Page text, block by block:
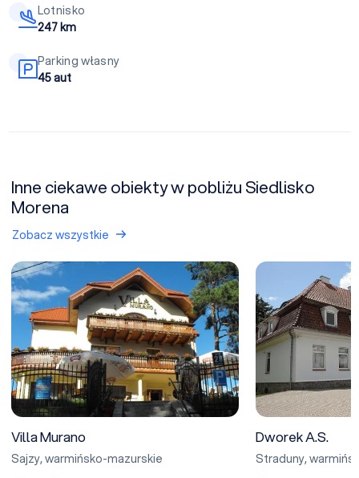
Lotnisko
247 km
Parking własny
45 aut
Inne ciekawe obiekty w pobliżu Siedlisko
Morena
Zobacz wszystkie
Villa Murano
Villa Murano
Sajzy,warmińsko-mazurskie
Dworek A.S.
Dworek A.S.
Straduny,